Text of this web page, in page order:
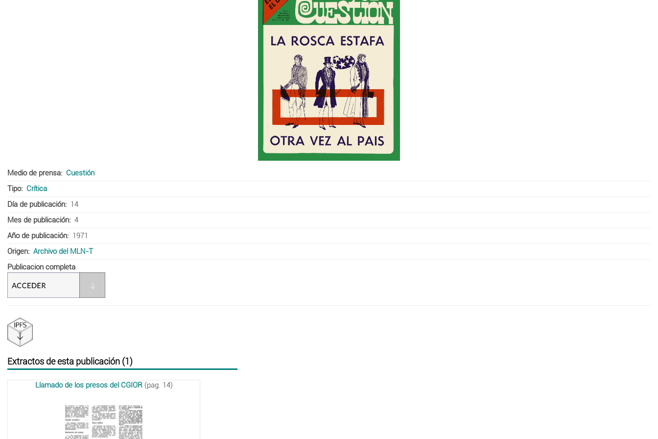
Medio de prensa
Cuestión
Tipo
Crítica
Día de publicación
14
Mes de publicación
4
Año de publicación
1971
Origen
Archivo del MLN-T
Publicacion completa
Extractos de esta publicación (1)
Llamado de los presos del CGIOR(pag. 14)